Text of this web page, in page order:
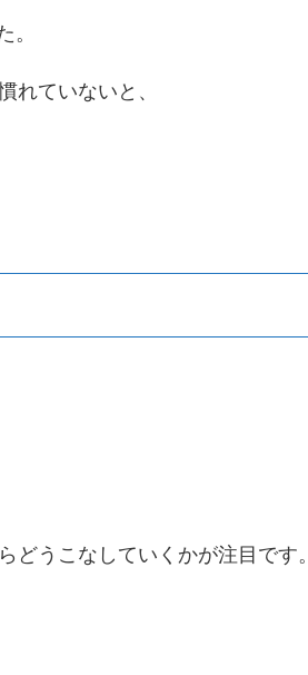
。
れていないと、
どうこなしていくかが注目です。